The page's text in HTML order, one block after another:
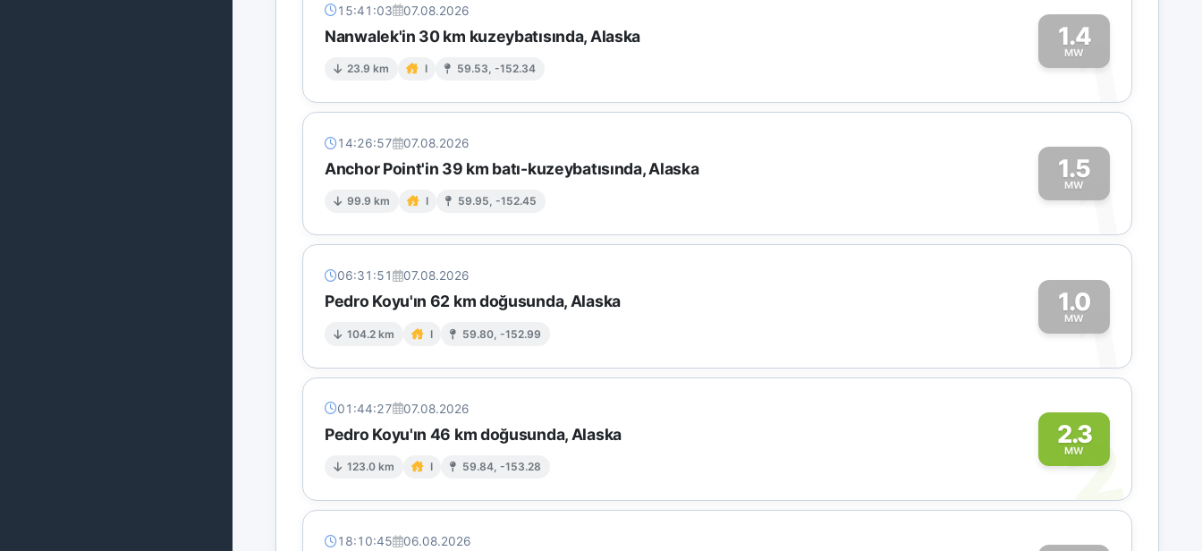
15:41:03 07.08.2026
Nanwalek'in 30 km kuzeybatısında, Alaska
23.9 km I 59.53, -152.34
1.4
MW
1
14:26:57 07.08.2026
Anchor Point'in 39 km batı-kuzeybatısında, Alaska
99.9 km I 59.95, -152.45
1.5
MW
1
06:31:51 07.08.2026
Pedro Koyu'ın 62 km doğusunda, Alaska
104.2 km I 59.80, -152.99
1.0
MW
1
01:44:27 07.08.2026
Pedro Koyu'ın 46 km doğusunda, Alaska
123.0 km I 59.84, -153.28
2.3
MW
2
18:10:45 06.08.2026